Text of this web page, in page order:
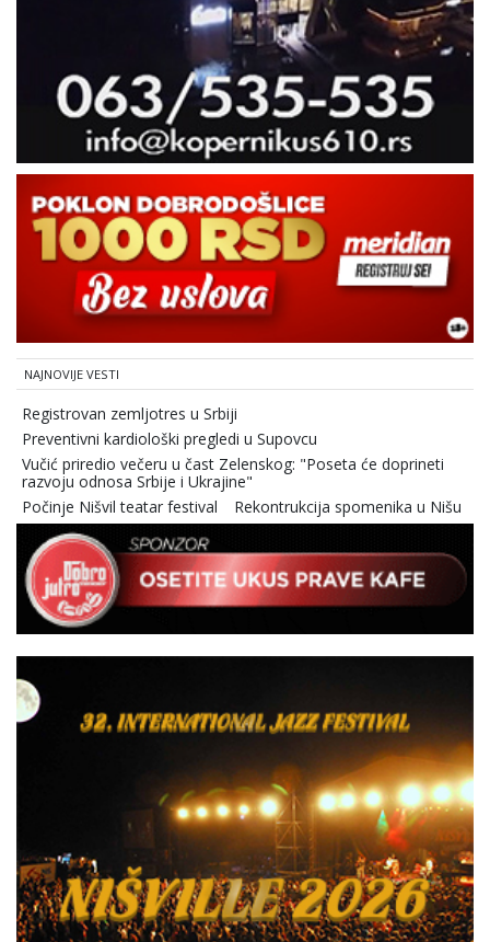
NAJNOVIJE VESTI
Registrovan zemljotres u Srbiji
Preventivni kardiološki pregledi u Supovcu
Vučić priredio večeru u čast Zelenskog: "Poseta će doprineti
razvoju odnosa Srbije i Ukrajine"
Počinje Nišvil teatar festival
Rekontrukcija spomenika u Nišu